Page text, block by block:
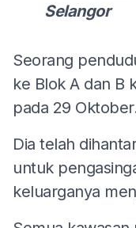
Selangor
Seorang
ke Blok A dan B
pada 29
Dia telah
untuk
keluarganya